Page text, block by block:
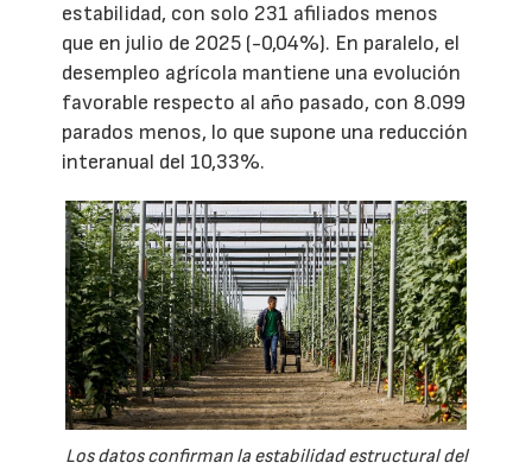
estabilidad, con solo 231 afiliados menos
que en julio de 2025 (-0,04%). En paralelo, el
desempleo agrícola mantiene una evolución
favorable respecto al año pasado, con 8.099
parados menos, lo que supone una reducción
interanual del 10,33%.
Los datos confirman la estabilidad estructural del